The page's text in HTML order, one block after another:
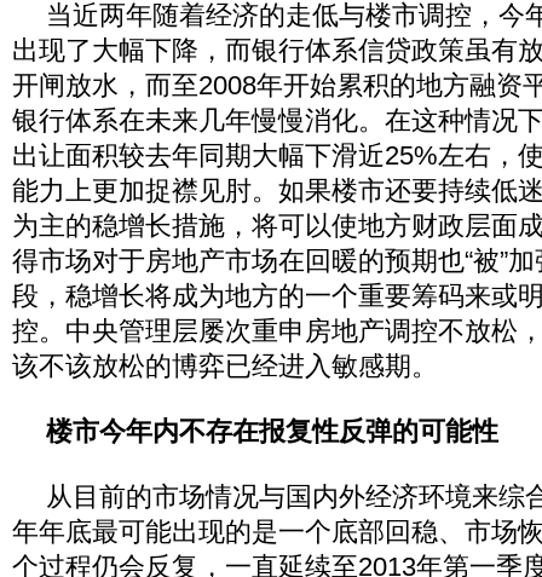
当近两年随着经济的走低与楼市调控，今
出现了大幅下降，而银行体系信贷政策虽有
开闸放水，而至2008年开始累积的地方融资
银行体系在未来几年慢慢消化。在这种情况
出让面积较去年同期大幅下滑近25%左右，
能力上更加捉襟见肘。如果楼市还要持续低
为主的稳增长措施，将可以使地方财政层面
得市场对于房地产市场在回暖的预期也“被”
段，稳增长将成为地方的一个重要筹码来或
控。中央管理层屡次重申房地产调控不放松
该不该放松的博弈已经进入敏感期。
楼市今年内不存在报复性反弹的可能性
从目前的市场情况与国内外经济环境来综
年年底最可能出现的是一个底部回稳、市场
个过程仍会反复，一直延续至2013年第一季